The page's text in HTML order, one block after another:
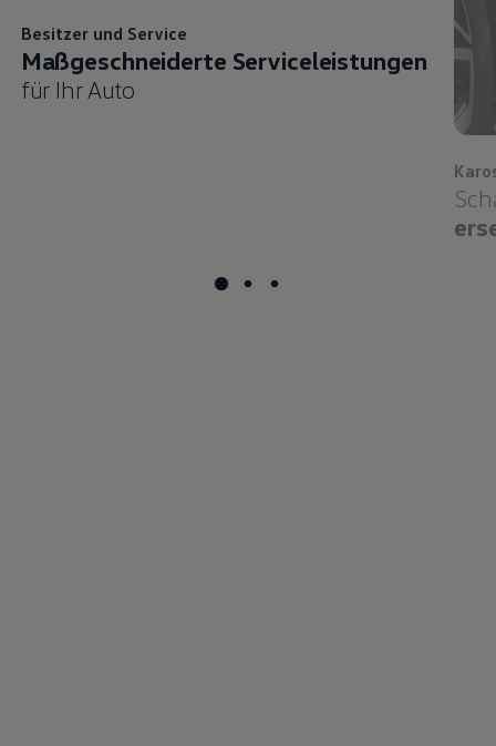
Besitzer und Service
Maßgeschneiderte Serviceleistungen
für Ihr Auto